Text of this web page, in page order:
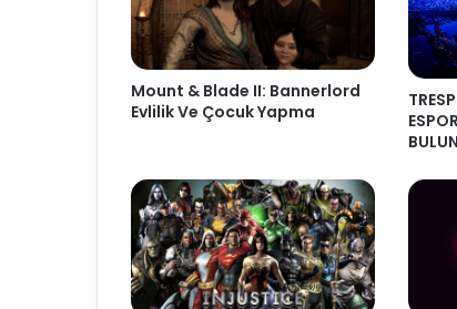
Mount & Blade II: Bannerlord
Evlilik Ve Çocuk Yapma